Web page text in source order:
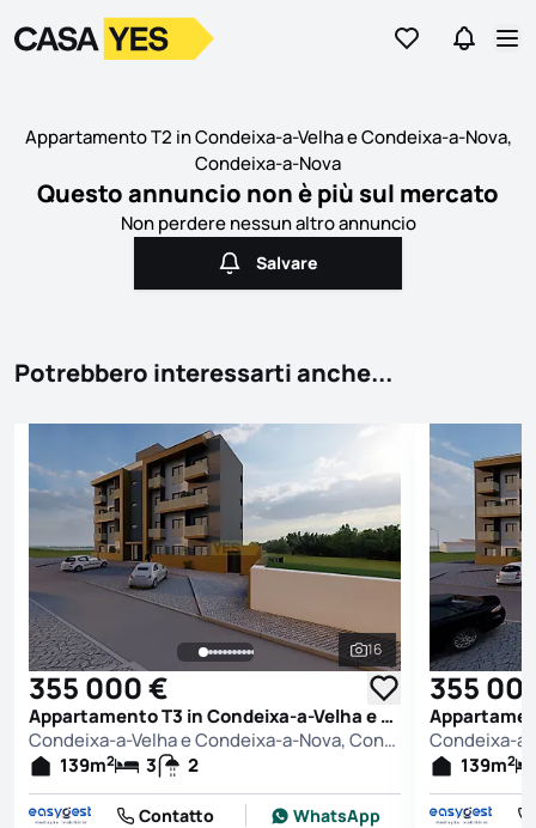
Vai ai preferiti
Vai a
LogoVai alla homepage
Appartamento T2 in Condeixa-a-Velha e Condeixa-a-Nova,
Condeixa-a-Nova
Questo annuncio non è più sul mercato
Non perdere nessun altro annuncio
Salvare
Salvare
Potrebbero interessarti anche...
Vedi tutte le foto
16
355 000 €
Appartamento T3 in Condeixa-a-Velha e Condeixa-a-Nova, Condeixa-a-Nova
Condeixa-a-Velha e Condeixa-a-Nova, Condeixa-a-Nova
139m2 3 2
Contatto WhatsApp
355
139m2